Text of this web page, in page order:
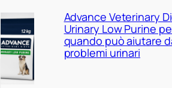
Advance Veterinary
Urinary Low Purine
quando può aiutare
problemi urinari